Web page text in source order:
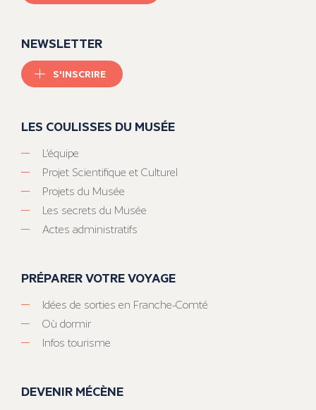
NEWSLETTER
S'INSCRIRE
LES COULISSES DU MUSÉE
L’équipe
Projet Scientifique et Culturel
Projets du Musée
Les secrets du Musée
Actes administratifs
PRÉPARER VOTRE VOYAGE
Idées de sorties en Franche-Comté
Où dormir
Infos tourisme
DEVENIR MÉCÈNE